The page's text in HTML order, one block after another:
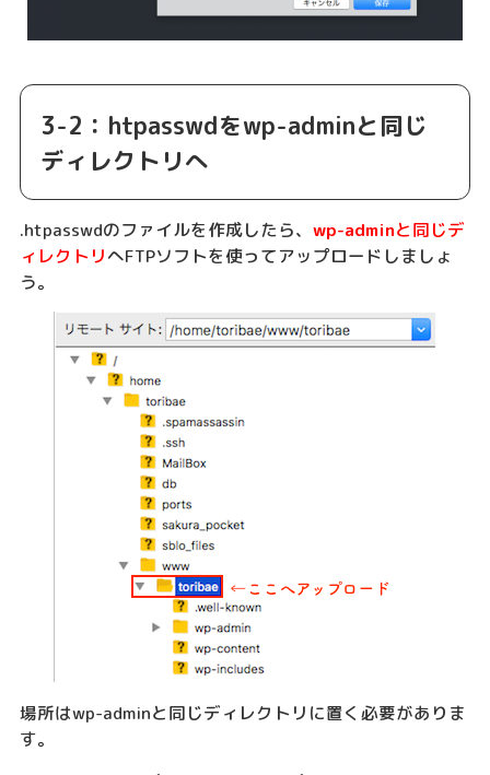
3-2：htpasswdをwp-adminと同じ
ディレクトリへ
.htpasswdのファイルを作成したら、 wp-adminと同じデ
ィレクトリへFTPソフトを使ってアップロードしましょ
う。
場所はwp-adminと同じディレクトリに置く必要がありま
す。